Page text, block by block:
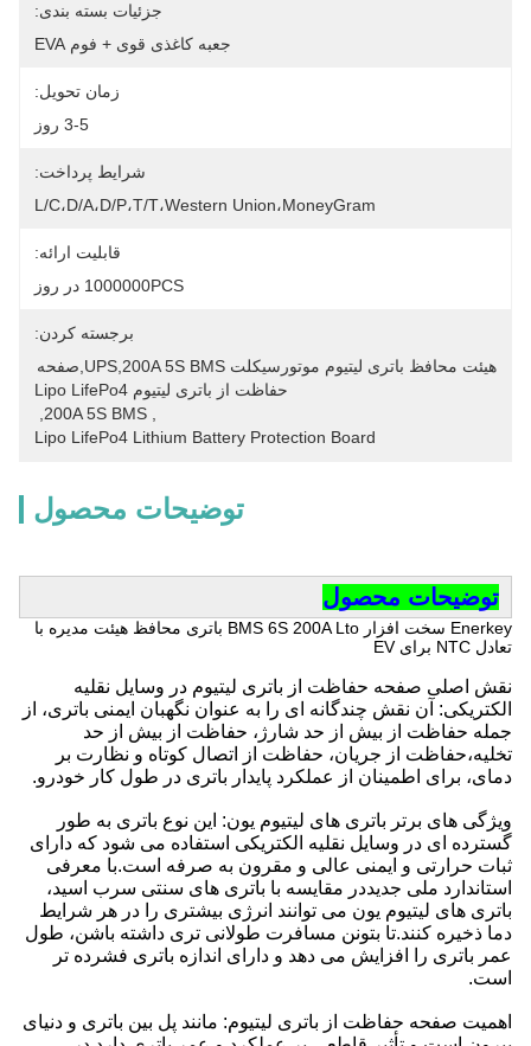
جزئیات بسته بندی:
جعبه کاغذی قوی + فوم EVA
زمان تحویل:
3-5 روز
شرایط پرداخت:
L/C،D/A،D/P،T/T،Western Union،MoneyGram
قابلیت ارائه:
1000000PCS در روز
برجسته کردن:
حفاظت از باتری لیتیوم Lipo LifePo4
200A 5S BMS
Lipo LifePo4 Lithium Battery Protection Board
توضیحات محصول
توضیحات محصول
Enerkey سخت افزار BMS 6S 200A Lto باتری محافظ هیئت مدیره با
تعادل NTC برای EV
نقش اصلی صفحه حفاظت از باتری لیتیوم در وسایل نقلیه
الکتریکی: آن نقش چندگانه ای را به عنوان نگهبان ایمنی باتری، از
جمله حفاظت از بیش از حد شارژ، حفاظت از بیش از حد
تخلیه،حفاظت از جریان، حفاظت از اتصال کوتاه و نظارت بر
دمای، برای اطمینان از عملکرد پایدار باتری در طول کار خودرو.
ویژگی های برتر باتری های لیتیوم یون: این نوع باتری به طور
گسترده ای در وسایل نقلیه الکتریکی استفاده می شود که دارای
ثبات حرارتی و ایمنی عالی و مقرون به صرفه است.با معرفی
استاندارد ملی جدیددر مقایسه با باتری های سنتی سرب اسید،
باتری های لیتیوم یون می توانند انرژی بیشتری را در هر شرایط
دما ذخیره کنند.تا بتونن مسافرت طولانی تری داشته باشن، طول
عمر باتری را افزایش می دهد و دارای اندازه باتری فشرده تر
است.
اهمیت صفحه حفاظت از باتری لیتیوم: مانند پل بین باتری و دنیای